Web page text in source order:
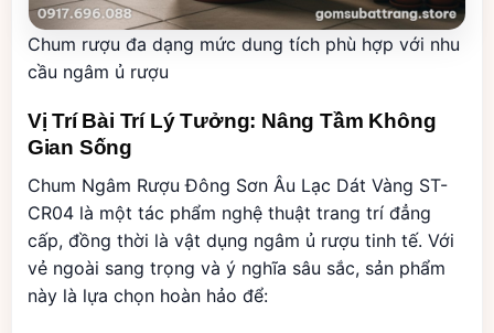
Chum rượu đa dạng mức dung tích phù hợp với nhu
cầu ngâm ủ rượu
Vị Trí Bài Trí Lý Tưởng: Nâng Tầm Không
Gian Sống
Chum Ngâm Rượu Đông Sơn Âu Lạc Dát Vàng ST-
CR04 là một tác phẩm nghệ thuật trang trí đẳng
cấp, đồng thời là vật dụng ngâm ủ rượu tinh tế. Với
vẻ ngoài sang trọng và ý nghĩa sâu sắc, sản phẩm
này là lựa chọn hoàn hảo để: